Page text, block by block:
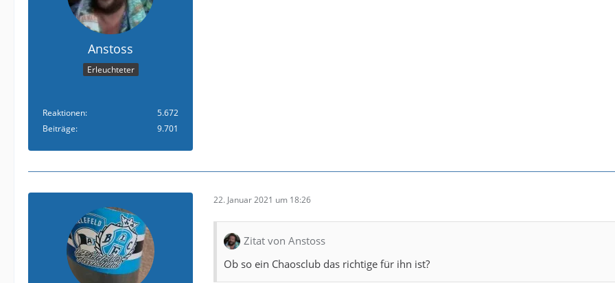
Anstoss
Erleuchteter
Reaktionen
5.672
Beiträge
9.701
22. Januar 2021 um 18:26
Zitat von Anstoss
Ob so ein Chaosclub das richtige für ihn ist?